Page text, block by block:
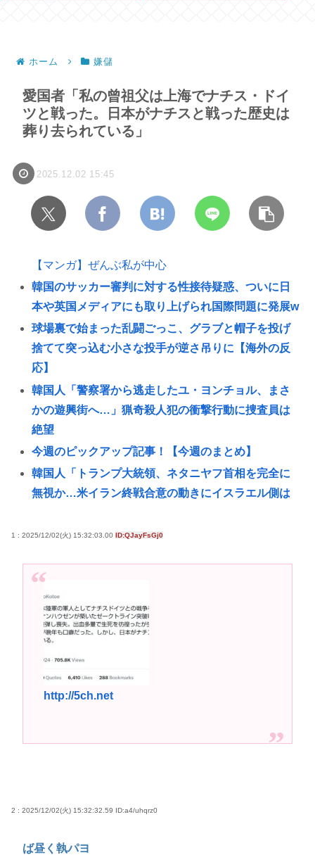
ホーム 嫌儲
愛国者「私の曾祖父は上海でナチス・ドイ
ツと戦った。日本がナチスと戦った歴史は
葬り去られている」
2025.12.02 15:45
【マンガ】ぜんぶ私が中心
韓国のサッカー審判に対する性接待疑惑、ついに日
本や英国メディアにも取り上げられ国際問題に発展w
球場裏で始まった乱闘ごっこ、グラブと帽子を投げ
捨てて突っ込む小さな投手が逆さ吊りに【海外の反
応】
韓国人「警察署から逃走したユ・ヨンチョル、まさ
かの遊興街へ…」猟奇殺人犯の衝撃行動に捜査員は
絶望
今週のピックアップ記事！【今週のまとめ】
韓国人「トランプ大統領、ネタニヤフ首相を完全に
無視か…米イラン終戦合意の動きにイスラエル側は
(っ´ω`c)朝から幻想水滸伝スターリープのリセマラや
イナゴライダーとかいう今の35歳~40歳くらいの男し
か知らないバンドwww
中学生の射精ってすごいな
中学生の射精ってすごいんだな
女子高生被害のクマスプレー誤射事件。引率教員が
腰に下げていたスプレーが木枝に引っ掛かり噴射さ
れた事が判明
サイン入りドラム・スティックをプレゼントw
【高市動画】こういうオスガキってどうやったら産
1 : 2025/12/02(火) 15:32:03.00 ID:QJayFsGj0
http://5ch.net
2 : 2025/12/02(火) 15:32:32.59 ID:a4/uhqrz0
ば昼く執パヨ